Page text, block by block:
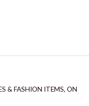
& FASHION ITEMS, ON